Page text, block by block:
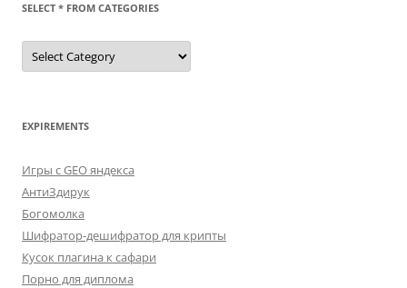
SELECT * FROM CATEGORIES
SELECT
FROM
EXPIREMENTS
Игры с GEO яндекса
АнтиЗдирук
Богомолка
Шифратор-дешифратор для крипты
Кусок плагина к сафари
Порно для диплома